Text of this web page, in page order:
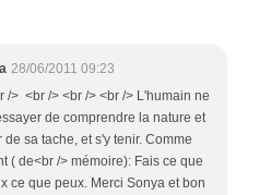
28/06/2011 09:23
/> <br /> <br /> <br /> L'humain ne
de comprendre la nature et
de sa tache, et s'y tenir. Comme
( de<br /> mémoire): Fais ce que
ce que peux. Merci Sonya et bon